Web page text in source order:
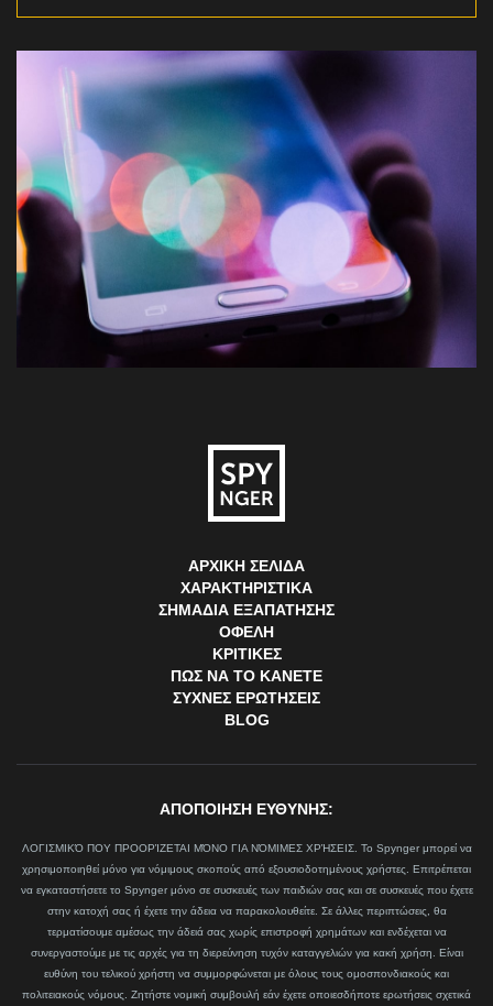
ΑΡΧΙΚΉ ΣΕΛΊΔΑ
ΧΑΡΑΚΤΗΡΙΣΤΙΚΆ
ΣΗΜΆΔΙΑ ΕΞΑΠΆΤΗΣΗΣ
ΟΦΈΛΗ
ΚΡΙΤΙΚΈΣ
ΠΏΣ ΝΑ ΤΟ ΚΆΝΕΤΕ
ΣΥΧΝΈΣ ΕΡΩΤΉΣΕΙΣ
BLOG
ΑΠΟΠΟΙΗΣΗ ΕΥΘΥΝΗΣ:
ΛΟΓΙΣΜΙΚΌ ΠΟΥ ΠΡΟΟΡΊΖΕΤΑΙ ΜΌΝΟ ΓΙΑ ΝΌΜΙΜΕΣ ΧΡΉΣΕΙΣ. Το Spynger μπορεί να
χρησιμοποιηθεί μόνο για νόμιμους σκοπούς από εξουσιοδοτημένους χρήστες. Επιτρέπεται
να εγκαταστήσετε το Spynger μόνο σε συσκευές των παιδιών σας και σε συσκευές που έχετε
στην κατοχή σας ή έχετε την άδεια να παρακολουθείτε. Σε άλλες περιπτώσεις, θα
τερματίσουμε αμέσως την άδειά σας χωρίς επιστροφή χρημάτων και ενδέχεται να
συνεργαστούμε με τις αρχές για τη διερεύνηση τυχόν καταγγελιών για κακή χρήση. Είναι
ευθύνη του τελικού χρήστη να συμμορφώνεται με όλους τους ομοσπονδιακούς και
πολιτειακούς νόμους. Ζητήστε νομική συμβουλή εάν έχετε οποιεσδήποτε ερωτήσεις σχετικά